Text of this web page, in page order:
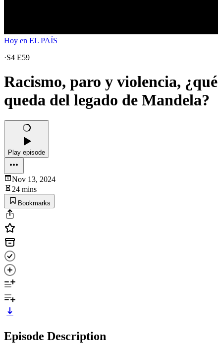
Hoy en EL PAÍS
·S4 E59
Racismo, paro y violencia, ¿qué
queda del legado de Mandela?
Play episode
Nov 13, 2024
24 mins
Bookmarks
Episode Description